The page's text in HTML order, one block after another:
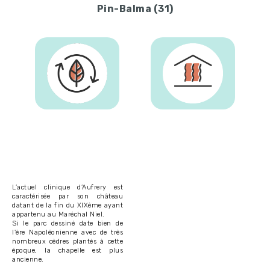
Pin-Balma (31)
L’actuel clinique d’Aufrery est
caractérisée par son château
datant de la fin du XIXème ayant
appartenu au Maréchal Niel.
Si le parc dessiné date bien de
l'ère Napoléonienne avec de très
nombreux cèdres plantés à cette
époque, la chapelle est plus
ancienne.